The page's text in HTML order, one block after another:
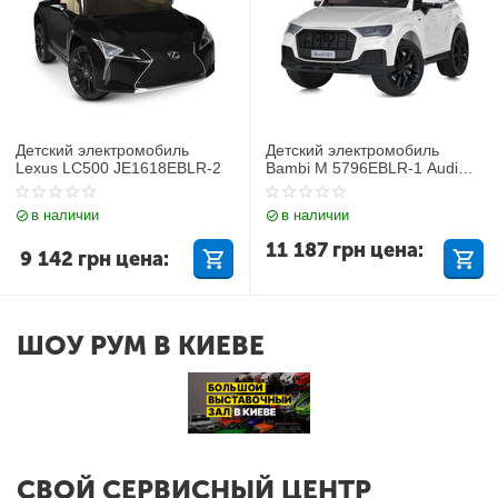
Детский электромобиль
Lexus LC500 JE1618EBLR-2
в наличии
9 142 грн цена:
Детский электромобиль
Bambi M 5796EBLR-1 Audi
Q7
в наличии
11 187 грн цена:
ШОУ РУМ В КИЕВЕ
СВОЙ СЕРВИСНЫЙ ЦЕНТР